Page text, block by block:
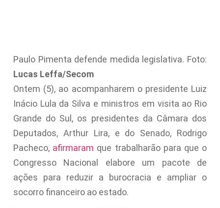
Paulo Pimenta defende medida legislativa. Foto:
Lucas Leffa/Secom
Ontem (5), ao acompanharem o presidente Luiz
Inácio Lula da Silva e ministros em visita ao Rio
Grande do Sul, os presidentes da Câmara dos
Deputados, Arthur Lira, e do Senado, Rodrigo
Pacheco, afirmaram que trabalharão para que o
Congresso Nacional elabore um pacote de
ações para reduzir a burocracia e ampliar o
socorro financeiro ao estado.